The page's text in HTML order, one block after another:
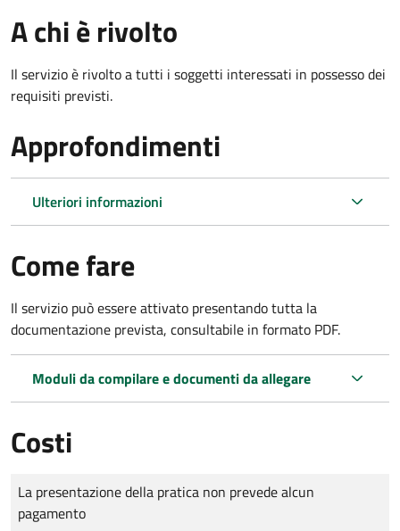
A chi è rivolto
Il servizio è rivolto a tutti i soggetti interessati in possesso dei
requisiti previsti.
Approfondimenti
Ulteriori informazioni
Come fare
Il servizio può essere attivato presentando tutta la
documentazione prevista, consultabile in formato PDF.
Moduli da compilare e documenti da allegare
Costi
Tipo di pagamento
Importo
La presentazione della pratica non prevede alcun
pagamento